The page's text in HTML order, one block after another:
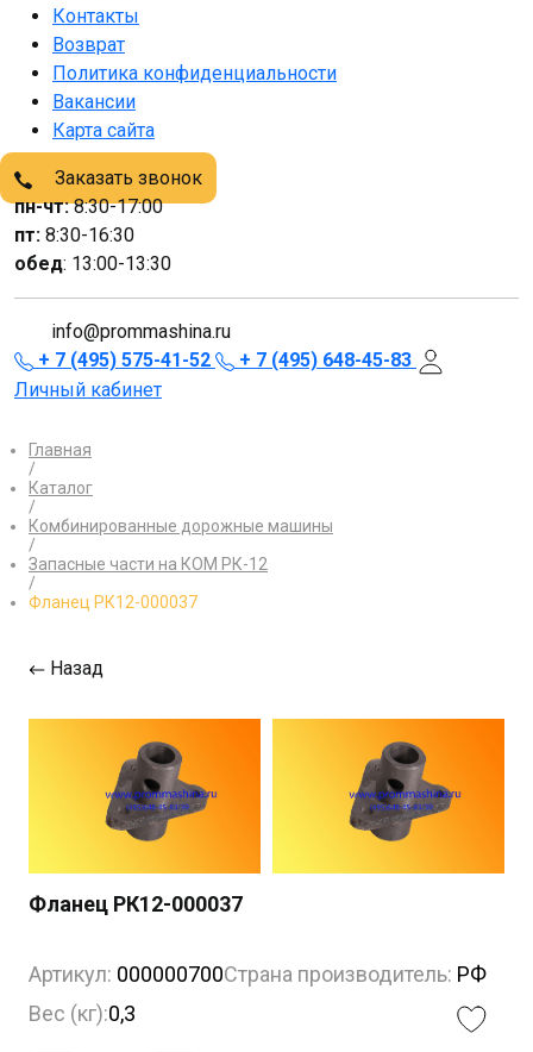
Контакты
Возврат
Политика конфиденциальности
Вакансии
Карта сайта
Заказать звонок
пн-чт:8:30-17:00
пт: 8:30-16:30
обед: 13:00-13:30
info@prommashina.ru
+ 7 (495) 575-41-52
+ 7 (495) 648-45-83
Личный кабинет
Главная
/
Каталог
/
Комбинированные дорожные машины
/
Запасные части на КОМ РК-12
/
Фланец РК12-000037
Назад
Фланец РК12-000037
Артикул: 000000700Страна производитель: РФ
Вес (кг):0,3